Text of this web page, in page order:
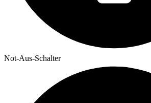
Not-Aus-Schalter